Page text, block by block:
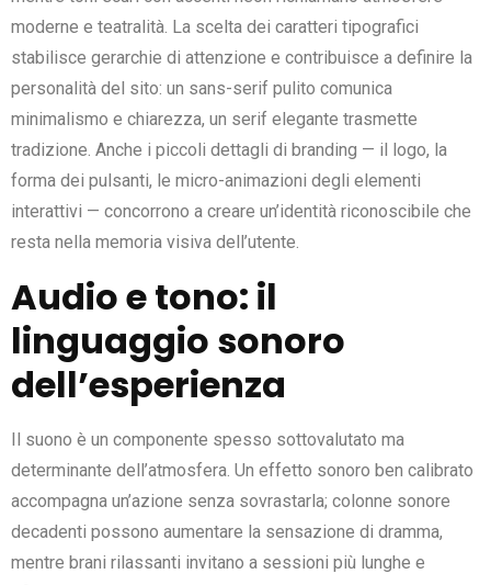
moderne e teatralità. La scelta dei caratteri tipografici
stabilisce gerarchie di attenzione e contribuisce a definire la
personalità del sito: un sans-serif pulito comunica
minimalismo e chiarezza, un serif elegante trasmette
tradizione. Anche i piccoli dettagli di branding — il logo, la
forma dei pulsanti, le micro-animazioni degli elementi
interattivi — concorrono a creare un’identità riconoscibile che
resta nella memoria visiva dell’utente.
Audio e tono: il
linguaggio sonoro
dell’esperienza
Il suono è un componente spesso sottovalutato ma
determinante dell’atmosfera. Un effetto sonoro ben calibrato
accompagna un’azione senza sovrastarla; colonne sonore
decadenti possono aumentare la sensazione di dramma,
mentre brani rilassanti invitano a sessioni più lunghe e